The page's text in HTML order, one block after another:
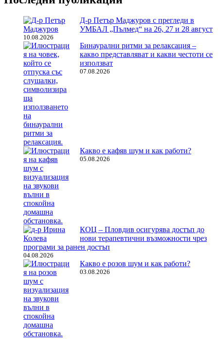
Д-р Петър Маджуров с прегледи в
УМБАЛ „Пълмед“ на 26, 27 и 28 август
10.08.2026
Бинаурални ритми за релаксация –
какво представляват и какви честоти се
използват
07.08.2026
Какво е кафяв шум и как работи?
05.08.2026
КОЦ – Пловдив осигурява достъп до
нови терапевтични възможности чрез
програми за ранен достъп
04.08.2026
Какво е розов шум и как работи?
03.08.2026